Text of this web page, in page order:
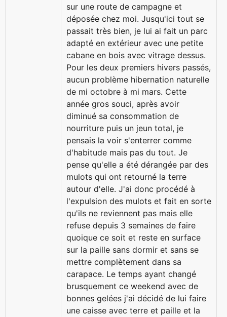
sur une route de campagne et
déposée chez moi. Jusqu'ici tout se
passait très bien, je lui ai fait un parc
adapté en extérieur avec une petite
cabane en bois avec vitrage dessus.
Pour les deux premiers hivers passés,
aucun problème hibernation naturelle
de mi octobre à mi mars. Cette
année gros souci, après avoir
diminué sa consommation de
nourriture puis un jeun total, je
pensais la voir s'enterrer comme
d'habitude mais pas du tout. Je
pense qu'elle a été dérangée par des
mulots qui ont retourné la terre
autour d'elle. J'ai donc procédé à
l'expulsion des mulots et fait en sorte
qu'ils ne reviennent pas mais elle
refuse depuis 3 semaines de faire
quoique ce soit et reste en surface
sur la paille sans dormir et sans se
mettre complètement dans sa
carapace. Le temps ayant changé
brusquement ce weekend avec de
bonnes gelées j'ai décidé de lui faire
une caisse avec terre et paille et la